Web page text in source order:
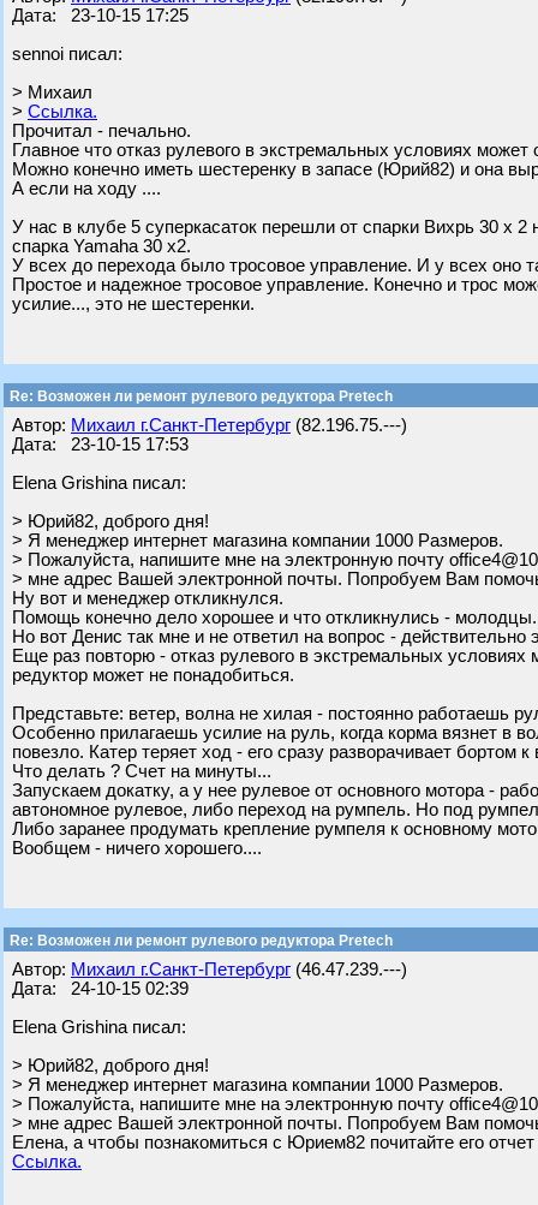
Дата: 23-10-15 17:25
sennoi писал:
> Михаил
> Ссылка.
Прочитал - печально.
Главное что отказ рулевого в экстремальных условиях может
Можно конечно иметь шестеренку в запасе (Юрий82) и она
А если на ходу ....
У нас в клубе 5 суперкасаток перешли от спарки Вихрь 30 х
спарка Yamaha 30 x2.
У всех до перехода было тросовое управление. И у всех оно
Простое и надежное тросовое управление. Конечно и трос
усилие..., это не шестеренки.
Re: Возможен ли ремонт рулевого редуктора Pretech
Автор: Михаил г.Санкт-Петербург (82.196.75.---)
Дата: 23-10-15 17:53
Elena Grishina писал:
> Юрий82, доброго дня!
> Я менеджер интернет магазина компании 1000 Размеров.
> Пожалуйста, напишите мне на электронную почту
> мне адрес Вашей электронной почты. Попробуем Вам
Ну вот и менеджер откликнулся.
Помощь конечно дело хорошее и что откликнулись - молодцы.
Но вот Денис так мне и не ответил на вопрос -
Еще раз повторю - отказ рулевого в экстремальных
редуктор может не понадобиться.
Представьте: ветер, волна не хилая - постоянно работаешь
Особенно прилагаешь усилие на руль, когда корма вязнет в
повезло. Катер теряет ход - его сразу разворачивает бортом к
Что делать ? Счет на минуты...
Запускаем докатку, а у нее рулевое от основного мотора -
автономное рулевое, либо переход на румпель. Но под
Либо заранее продумать крепление румпеля к основному
Вообщем - ничего хорошего....
Re: Возможен ли ремонт рулевого редуктора Pretech
Автор: Михаил г.Санкт-Петербург (46.47.239.---)
Дата: 24-10-15 02:39
Elena Grishina писал:
> Юрий82, доброго дня!
> Я менеджер интернет магазина компании 1000 Размеров.
> Пожалуйста, напишите мне на электронную почту
> мне адрес Вашей электронной почты. Попробуем Вам
Елена, а чтобы познакомиться с Юрием82 почитайте его отчет
Ссылка.